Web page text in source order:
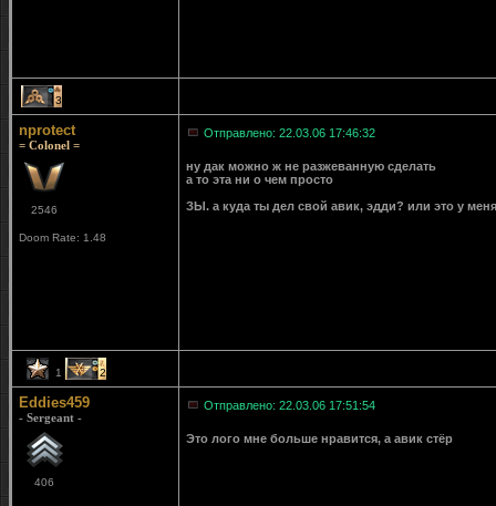
3
nprotect
= Colonel =
2546
Doom Rate: 1.48
Отправлено: 22.03.06 17:46:32
ну дак можно ж не разжеванную сделать
а то эта ни о чем просто
ЗЫ. а куда ты дел свой авик, эдди? или это у
1 2
Eddies459
- Sergeant -
406
Отправлено: 22.03.06 17:51:54
Это лого мне больше нравится, а авик стёр